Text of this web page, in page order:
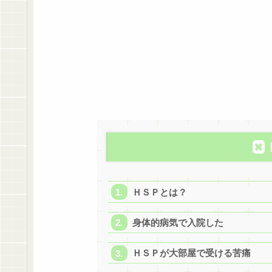
ＨＳＰとは？
身体的病気で入院した
ＨＳＰが大部屋で受ける苦痛